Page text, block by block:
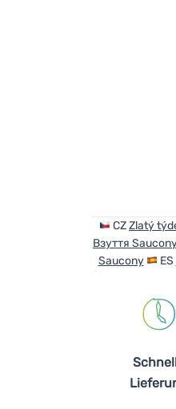
CZZlatý
Взуття
Saucony
ES